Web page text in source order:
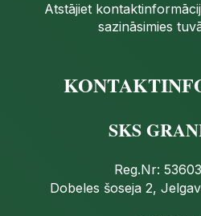
Atstājiet
sazināsimies
SKS
Reg.Nr:
Dobeles šoseja 2,